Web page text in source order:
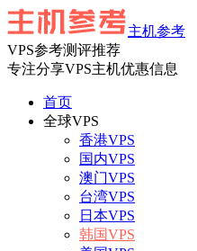
主机参考
VPS参考测评推荐
专注分享VPS主机优惠信息
首页
全球VPS
香港VPS
国内VPS
澳门VPS
台湾VPS
日本VPS
韩国VPS